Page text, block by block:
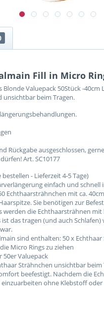
Fill in Micro
Valuepack 50Stück -40cm
unsichtbar beim Tragen.
Rückgabe ausgeschlossen,
Art. SC10177
- Lieferzeit 4-5 Tage)
einfach und
Echthaarsträhnchen mit ca.
Sie benötigen zur
werden die Echthaarsträhnen
das tragen (und auch
sind enthalten: 50 x
Micro Rings zu ziehen
50er Valuepack
Strähnchen unsichtbar
beefestigt. Nachdem die
ohne Klebstoff